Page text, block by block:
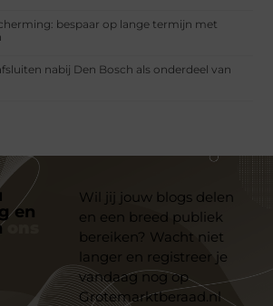
bespaar op lange termijn met
nabij Den Bosch als onderdeel van
en
Wil jij jouw blogs delen
en een breed publiek
bereiken? Wacht niet
langer en registreer je
vandaag nog op
Grotemarktberaad.nl